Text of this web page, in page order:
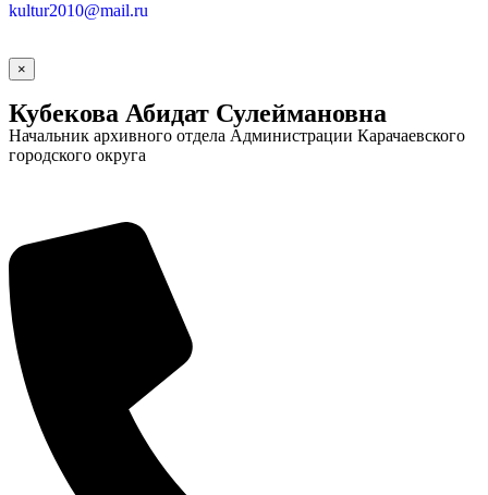
kultur2010@mail.ru
×
Кубекова Абидат Сулеймановна
Начальник архивного отдела Администрации Карачаевского
городского округа